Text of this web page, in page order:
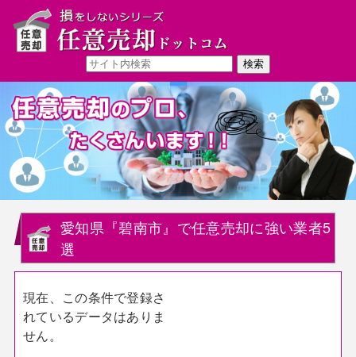
愛知県『碧南市』で任意売却に強い業者5
選
現在、この条件で登録さ
れているデータはありま
せん。